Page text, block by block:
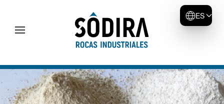
Skip to main content
ES